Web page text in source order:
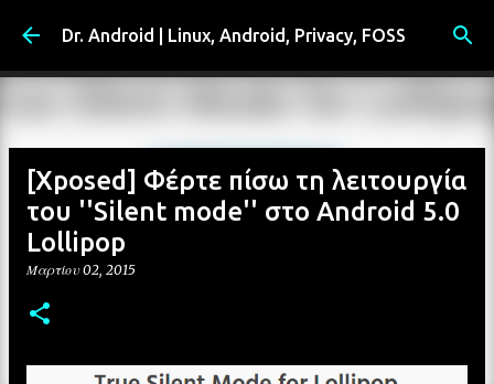
Μετάβαση στο κύριο περιεχόμενο
Dr. Android | Linux, Android, Privacy, FOSS
[Xposed] Φέρτε πίσω τη λειτουργία
του ''Silent mode'' στο Android 5.0
Lollipop
Μαρτίου 02, 2015